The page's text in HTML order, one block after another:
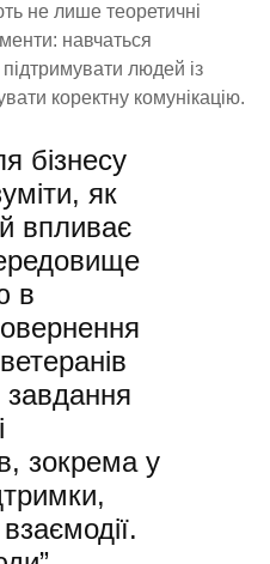
не лише теоретичні
навчаться
підтримувати людей із
коректну комунікацію.
бізнесу
як
впливає
в
завдання
зокрема у